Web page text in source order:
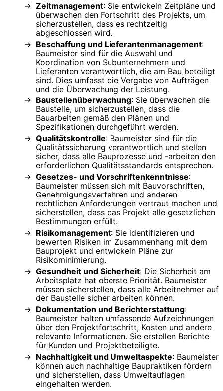
Zeitmanagement: Sie entwickeln Zeitpläne und
überwachen den Fortschritt des Projekts, um
sicherzustellen, dass es rechtzeitig
abgeschlossen wird.
Beschaffung und Lieferantenmanagement:
Baumeister sind für die Auswahl und
Koordination von Subunternehmern und
Lieferanten verantwortlich, die am Bau beteiligt
sind. Dies umfasst die Vergabe von Aufträgen
und die Überwachung der Leistung.
Baustellenüberwachung: Sie überwachen die
Baustelle, um sicherzustellen, dass die
Bauarbeiten gemäß den Plänen und
Spezifikationen durchgeführt werden.
Qualitätskontrolle: Baumeister sind für die
Qualitätssicherung verantwortlich und stellen
sicher, dass alle Bauprozesse und -arbeiten den
erforderlichen Qualitätsstandards entsprechen.
Gesetzes- und Vorschriftenkenntnisse:
Baumeister müssen sich mit Bauvorschriften,
Genehmigungsverfahren und anderen
rechtlichen Anforderungen vertraut machen und
sicherstellen, dass das Projekt alle gesetzlichen
Bestimmungen erfüllt.
Risikomanagement: Sie identifizieren und
bewerten Risiken im Zusammenhang mit dem
Bauprojekt und entwickeln Pläne zur
Risikominimierung.
Gesundheit und Sicherheit: Die Sicherheit am
Arbeitsplatz hat oberste Priorität. Baumeister
müssen sicherstellen, dass alle Arbeitnehmer auf
der Baustelle sicher arbeiten können.
Dokumentation und Berichterstattung:
Baumeister halten umfassende Aufzeichnungen
über den Projektfortschritt, Kosten und andere
relevante Informationen. Sie erstellen Berichte
für Kunden und Projektbeteiligte.
Nachhaltigkeit und Umweltaspekte: Baumeister
können auch nachhaltige Baupraktiken fördern
und sicherstellen, dass Umweltauflagen
eingehalten werden.